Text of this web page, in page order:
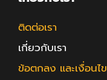
ติดต่อเรา
เกี่ยวกับเรา
ข้อตกลง และเงื่อนไข